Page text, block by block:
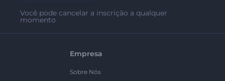
Você pode cancelar a inscrição a qualquer
momento
Empresa
Sobre Nós